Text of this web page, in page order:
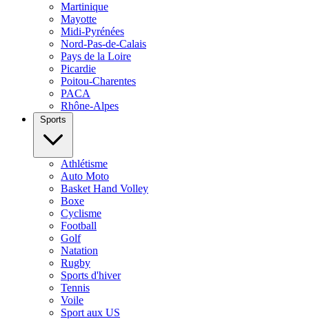
Martinique
Mayotte
Midi-Pyrénées
Nord-Pas-de-Calais
Pays de la Loire
Picardie
Poitou-Charentes
PACA
Rhône-Alpes
Sports
Athlétisme
Auto Moto
Basket Hand Volley
Boxe
Cyclisme
Football
Golf
Natation
Rugby
Sports d'hiver
Tennis
Voile
Sport aux US